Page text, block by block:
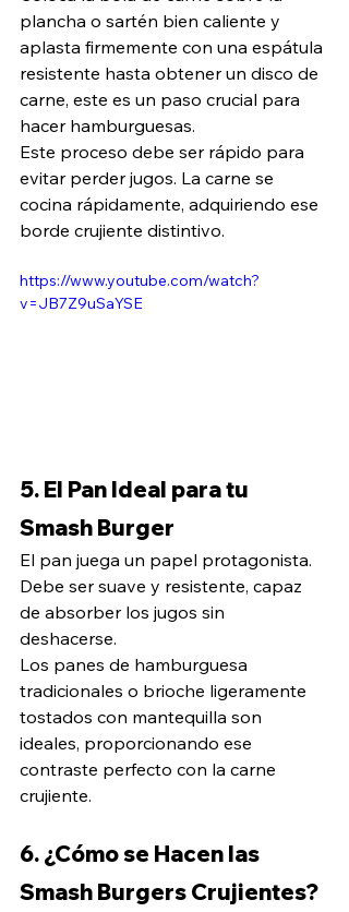
plancha o sartén bien caliente y
aplasta firmemente con una espátula
resistente hasta obtener un disco de
carne, este es un paso crucial para
hacer hamburguesas.
Este proceso debe ser rápido para
evitar perder jugos. La carne se
cocina rápidamente, adquiriendo ese
borde crujiente distintivo.
https://www.youtube.com/watch?
v=JB7Z9uSaYSE
5. El Pan Ideal para tu
Smash Burger
El pan juega un papel protagonista.
Debe ser suave y resistente, capaz
de absorber los jugos sin
deshacerse.
Los panes de hamburguesa
tradicionales o brioche ligeramente
tostados con mantequilla son
ideales, proporcionando ese
contraste perfecto con la carne
crujiente.
6. ¿Cómo se Hacen las
Smash Burgers Crujientes?